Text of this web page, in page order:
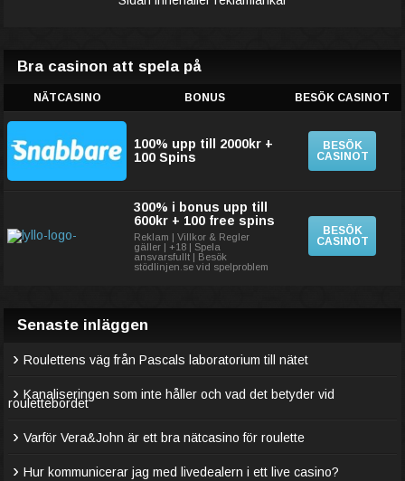
Bra casinon att spela på
NÄTCASINO BONUS BESÖK CASINOT
100% upp till 2000kr +
100 Spins
BESÖK
CASINOT
300% i bonus upp till
600kr + 100 free spins
Reklam | Villkor & Regler
gäller | +18 | Spela
ansvarsfullt | Besök
stödlinjen.se vid spelproblem
BESÖK
CASINOT
Senaste inläggen
Roulettens väg från Pascals laboratorium till nätet
Kanaliseringen som inte håller och vad det betyder vid
roulettebordet
Varför Vera&John är ett bra nätcasino för roulette
Hur kommunicerar jag med livedealern i ett live casino?